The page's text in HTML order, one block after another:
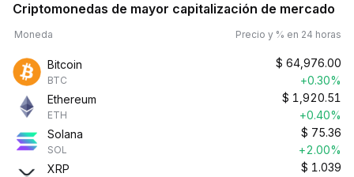
Criptomonedas de mayor capitalización de mercado
Moneda Precio y % en 24 horas
Bitcoin
BTC
$ 64,976.00
+0.30%
Ethereum
ETH
$ 1,920.51
+0.40%
Solana
SOL
$ 75.36
+2.00%
XRP
$ 1.039